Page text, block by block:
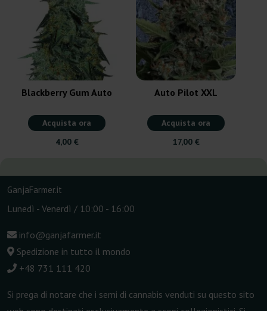
Blackberry Gum Auto
Acquista ora
4,00 €
Auto Pilot XXL
Acquista ora
17,00 €
GanjaFarmer.it
Lunedì - Venerdì / 10:00 - 16:00
info@ganjafarmer.it
Spedizione in tutto il mondo
+48 731 111 420
Si prega di notare che i semi di cannabis venduti su questo sito